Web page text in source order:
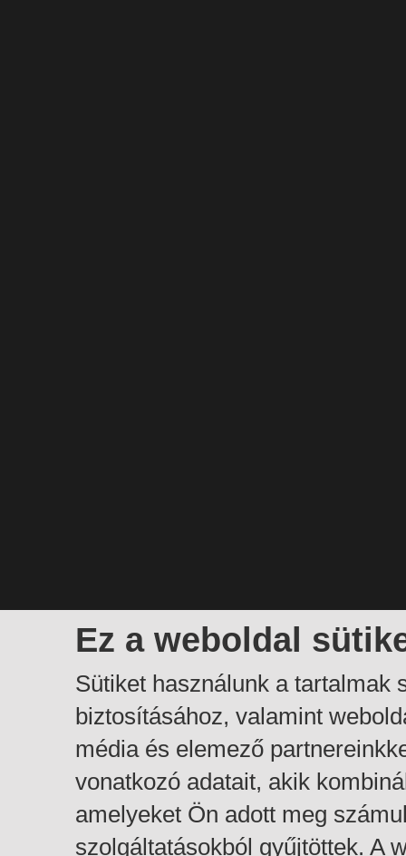
Ez a weboldal
Sütiket használunk a tartalmak
biztosításához, valamint
média és elemező
vonatkozó adatait, akik
amelyeket Ön adott meg
szolgáltatásokból gyűjtöttek. A